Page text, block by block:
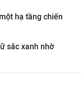
hạ tầng chiến
sắc xanh nhờ